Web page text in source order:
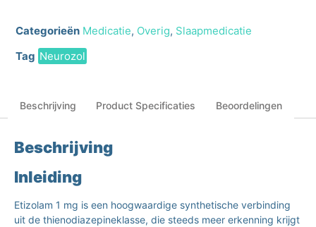
Categorieën Medicatie, Overig, Slaapmedicatie
Tag Neurozol
Beschrijving Product Specificaties Beoordelingen
Beschrijving
Inleiding
Etizolam 1 mg is een hoogwaardige synthetische verbinding
uit de thienodiazepineklasse, die steeds meer erkenning krijgt